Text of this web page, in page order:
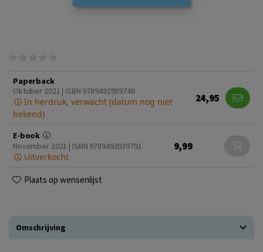
Paperback
Oktober 2021 | ISBN 9789492939746
In herdruk, verwacht (datum nog niet
bekend)
24,95
E-book
November 2021 | ISBN 9789492939791
Uitverkocht
9,99
Plaats op wensenlijst
Omschrijving